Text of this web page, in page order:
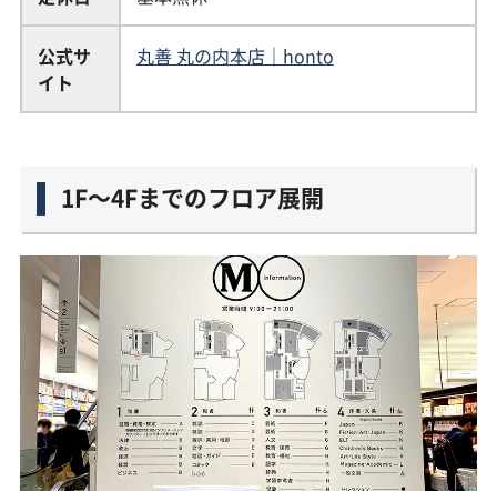
公式サ
イト
丸善 丸の内本店｜honto
1F〜4Fまでのフロア展開